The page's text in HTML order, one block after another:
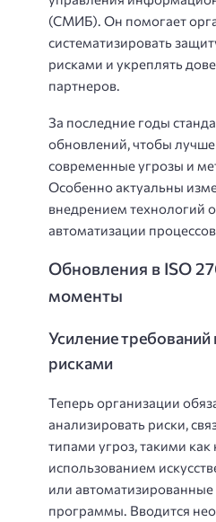
(СМИБ). Он помогает
систематизировать
рисками и укреплять
партнеров.
За последние годы
обновлений, чтобы
современные угрозы и
Особенно актуальны
внедрением технологий
автоматизации процессов.
Обновления в ISO
моменты
Усиление
рисками
Теперь организации
анализировать риски,
типами угроз, такими как
использованием
или
программы. Вводится